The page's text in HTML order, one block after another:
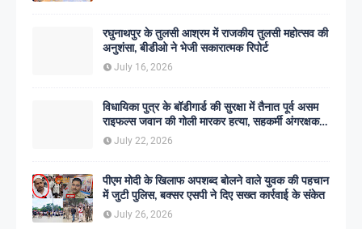
रघुनाथपुर के तुलसी आश्रम में राजकीय तुलसी महोत्सव की
अनुशंसा, बीडीओ ने भेजी सकारात्मक रिपोर्ट
July 16, 2026
विधायिका पुत्र के बॉडीगार्ड की सुरक्षा में तैनात पूर्व असम
राइफल्स जवान की गोली मारकर हत्या, सहकर्मी अंगरक्षक
गिरफ्तार
July 22, 2026
पीएम मोदी के खिलाफ अपशब्द बोलने वाले युवक की पहचान
में जुटी पुलिस, बक्सर एसपी ने दिए सख्त कार्रवाई के संकेत
July 26, 2026